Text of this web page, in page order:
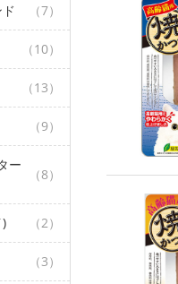
（7）
（10）
（13）
（9）
ー
（8）
（2）
（3）